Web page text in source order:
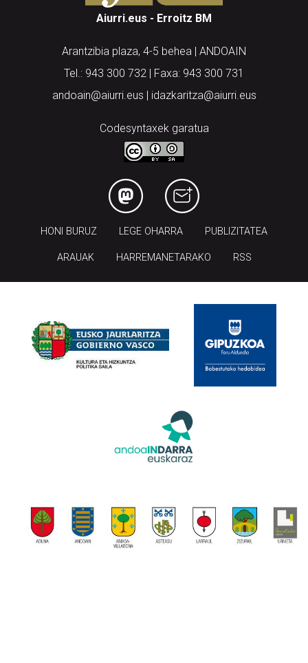
Aiurri.eus - Erroitz BM
Arantzibia plaza, 4-5 behea | ANDOAIN
Tel.: 943 300 732 | Faxa: 943 300 731
andoain@aiurri.eus | idazkaritza@aiurri.eus
Codesyntaxek garatua
HONI BURUZ LEGE OHARRA PUBLIZITATEA
ARAUAK HARREMANETARAKO RSS